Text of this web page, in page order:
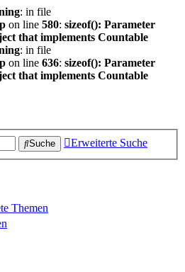
: in file
on line 580: sizeof(): Parameter
that implements Countable
: in file
on line 636: sizeof(): Parameter
that implements Countable
Suche Erweiterte Suche
Themen